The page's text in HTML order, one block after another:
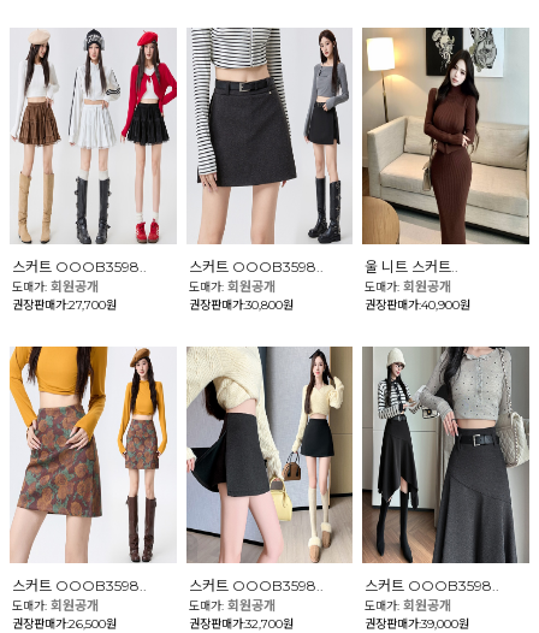
스커트 OOOB3598..
도매가: 회원공개
권장판매가:27,700원
스커트 OOOB3598..
도매가: 회원공개
권장판매가:30,800원
울 니트 스커트..
도매가:회원공개
권장판매가:40,900원
스커트 OOOB3598..
도매가: 회원공개
권장판매가:26,500원
스커트 OOOB3598..
도매가: 회원공개
권장판매가:32,700원
스커트 OOOB3598..
도매가:회원공개
권장판매가:39,000원